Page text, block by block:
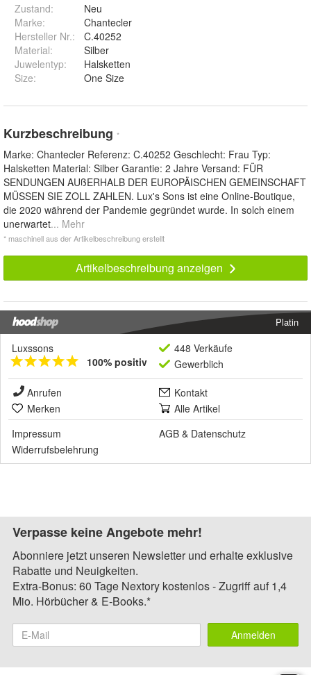
Zustand:
Neu
Marke:
Chantecler
Hersteller Nr.:
C.40252
Material:
Silber
Juwelentyp:
Halsketten
Size: One Size
Kurzbeschreibung *
Marke: Chantecler Referenz: C.40252 Geschlecht: Frau Typ:
Halsketten Material: Silber Garantie: 2 Jahre Versand: FÜR
SENDUNGEN AUßERHALB DER EUROPÄISCHEN GEMEINSCHAFT
MÜSSEN SIE ZOLL ZAHLEN. Lux's Sons ist eine Online-Boutique,
die 2020 während der Pandemie gegründet wurde. In solch einem
unerwartet... Mehr
* maschinell aus der Artikelbeschreibung erstellt
Artikelbeschreibung anzeigen
Platin
Luxssons
100% positiv
448 Verkäufe
Gewerblich
Anrufen
Kontakt
Merken
Alle Artikel
Impressum
AGB & Datenschutz
Widerrufsbelehrung
Verpasse keine Angebote mehr!
Abonniere jetzt unseren Newsletter und erhalte exklusive
Rabatte und Neuigkeiten.
Extra-Bonus: 60 Tage Nextory kostenlos - Zugriff auf 1,4
Mio. Hörbücher & E-Books.*
Anmelden